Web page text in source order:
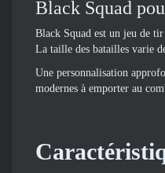
Black Squad
Black Squad est un jeu de
La taille des batailles varie
Une personnalisation
modernes à emporter au